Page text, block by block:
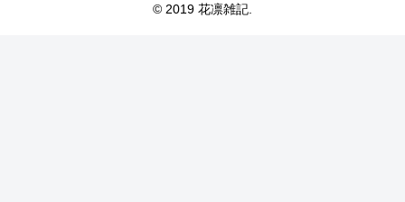
© 2019 花凛雑記.